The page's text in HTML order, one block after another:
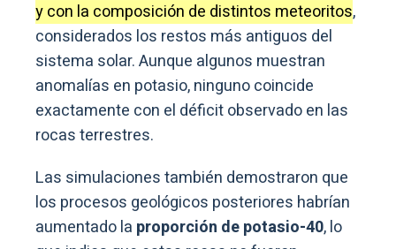
y con la composición de distintos meteoritos,
considerados los restos más antiguos del
sistema solar. Aunque algunos muestran
anomalías en potasio, ninguno coincide
exactamente con el déficit observado en las
rocas terrestres.
Las simulaciones también demostraron que
los procesos geológicos posteriores habrían
aumentado la proporción de potasio-40, lo